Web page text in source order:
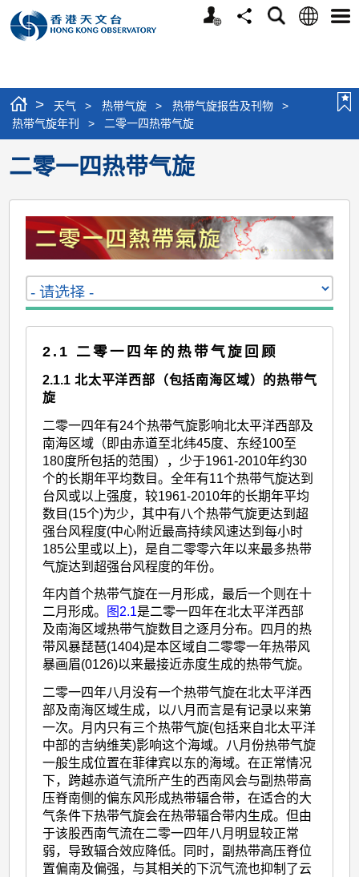
个
分
搜
语
选
> 天气 > 热带气旋 > 热带气旋报告及刊物
>
热带气旋年刊
> 二零一四热带气旋
二零一四热带气旋
2.1 二零一四年的热带气旋回顾
2.1.1 北太平洋西部（包括南海区域）的热带气
旋
二零一四年有24个热带气旋影响北太平洋西部及
南海区域（即由赤道至北纬45度、东经100至
180度所包括的范围），少于1961-2010年约30
个的长期年平均数目。全年有11个热带气旋达到
台风或以上强度，较1961-2010年的长期年平均
数目(15个)为少，其中有八个热带气旋更达到超
强台风程度(中心附近最高持续风速达到每小时
185公里或以上)，是自二零零六年以来最多热带
气旋达到超强台风程度的年份。
年内首个热带气旋在一月形成，最后一个则在十
二月形成。
图2.1是二零一四年在北太平洋西部
及南海区域热带气旋数目之逐月分布。四月的热
带风暴琵琶(1404)是本区域自二零零一年热带风
暴画眉(0126)以来最接近赤度生成的热带气旋。
二零一四年八月没有一个热带气旋在北太平洋西
部及南海区域生成，以八月而言是有记录以来第
一次。月内只有三个热带气旋(包括来自北太平洋
中部的吉纳维芙)影响这个海域。八月份热带气旋
一般生成位置在菲律宾以东的海域。在正常情况
下，跨越赤道气流所产生的西南风会与副热带高
压脊南侧的偏东风形成热带辐合带，在适合的大
气条件下热带气旋会在热带辐合带内生成。但由
于该股西南气流在二零一四年八月明显较正常
弱，导致辐合效应降低。同时，副热带高压脊位
置偏南及偏强，与其相关的下沉气流也抑制了云